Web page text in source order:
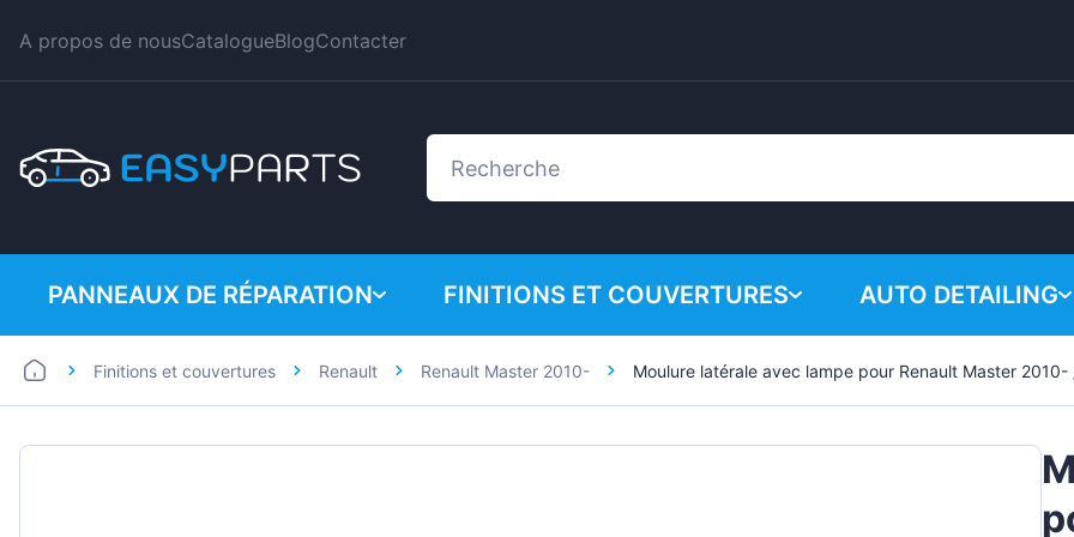
A propos de nousCatalogueBlogContacter
Votre
PANNEAUX DE RÉPARATION
Automobiles
FINITIONS ET COUVERTURES
BMW
AUTO DETAILING
Produits chimiques
Finitions et couvertures Renault Renault Master 2010- Moulure latérale avec lampe pour Renault Master